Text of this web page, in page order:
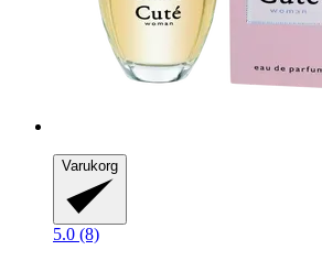
Varukorg
5.0 (8)